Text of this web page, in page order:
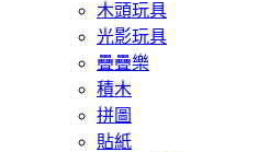
木頭玩具
光影玩具
疊疊樂
積木
拼圖
貼紙